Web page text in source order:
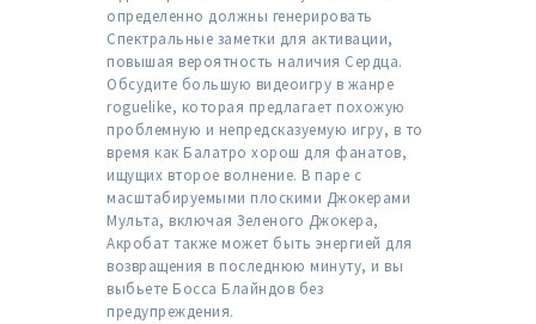
определенно должны генерировать
Спектральные заметки для активации,
повышая вероятность наличия Сердца.
Обсудите большую видеоигру в жанре
roguelike, которая предлагает похожую
проблемную и непредсказуемую игру, в то
время как Балатро хорош для фанатов,
ищущих второе волнение. В паре с
масштабируемыми плоскими Джокерами
Мульта, включая Зеленого Джокера,
Акробат также может быть энергией для
возвращения в последнюю минуту, и вы
выбьете Босса Блайндов без
предупреждения.